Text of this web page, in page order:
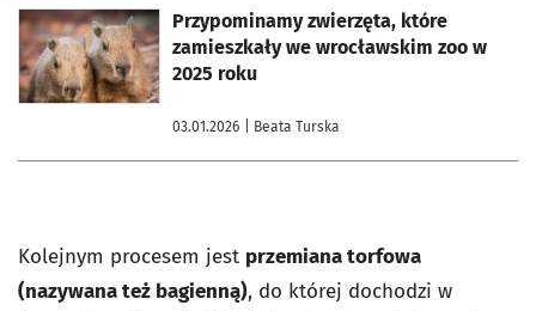
Przypominamy zwierzęta, które
zamieszkały we wrocławskim zoo w
2025 roku
03.01.2026 | Beata Turska
otworzy się w nowej karcie
Kolejnym procesem jest przemiana torfowa
(nazywana też bagienną), do której dochodzi w